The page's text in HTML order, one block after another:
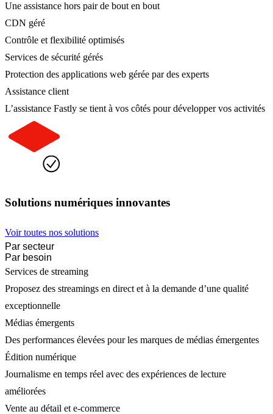
Une assistance hors pair de bout en bout
CDN géré
Contrôle et flexibilité optimisés
Services de sécurité gérés
Protection des applications web gérée par des experts
Assistance client
L’assistance Fastly se tient à vos côtés pour développer vos activités
Solutions numériques innovantes
Voir toutes nos solutions
Par secteur
Par besoin
Services de streaming
Proposez des streamings en direct et à la demande d’une qualité
exceptionnelle
Médias émergents
Des performances élevées pour les marques de médias émergentes
Édition numérique
Journalisme en temps réel avec des expériences de lecture
améliorées
Vente au détail et e-commerce